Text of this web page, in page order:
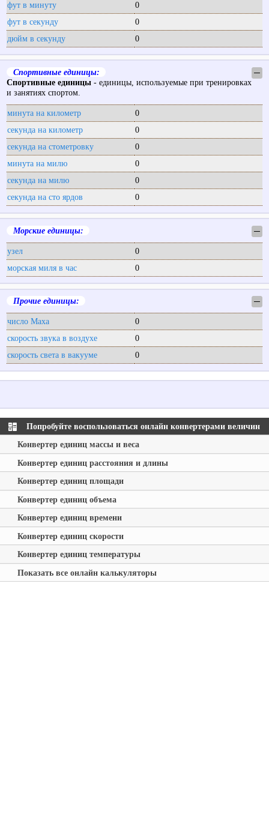
фут в минуту
0
фут в секунду
0
дюйм в секунду
0
Спортивные единицы:
─
Спортивные единицы- единицы, используемые при тренировках
и занятиях спортом.
минута на километр
0
секунда на километр
0
секунда на стометровку
0
минута на милю
0
секунда на милю
0
секунда на сто ярдов
0
Морские единицы: ─
узел
0
морская миля в час
0
Прочие единицы: ─
число Маха
0
скорость звука в воздухе
0
скорость света в вакууме
0
Попробуйте воспользоваться онлайн конвертерами величин
Конвертер единиц массы и веса
Конвертер единиц расстояния и длины
Конвертер единиц площади
Конвертер единиц объема
Конвертер единиц времени
Конвертер единиц скорости
Конвертер единиц температуры
Показать все онлайн калькуляторы